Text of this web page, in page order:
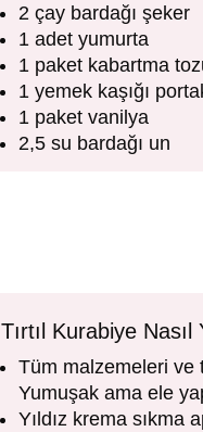
2 çay bardağı şeker
1 adet yumurta
1 paket kabartma
1 yemek kaşığı
1 paket vanilya
2,5 su bardağı un
Tırtıl Kurabiye Nasıl
Tüm malzemeleri ve
Yumuşak ama ele
Yıldız krema sıkma